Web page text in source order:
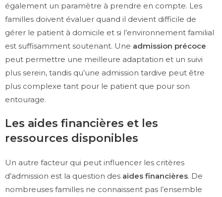
également un paramètre à prendre en compte. Les
familles doivent évaluer quand il devient difficile de
gérer le patient à domicile et si l’environnement familial
est suffisamment soutenant. Une admission précoce
peut permettre une meilleure adaptation et un suivi
plus serein, tandis qu’une admission tardive peut être
plus complexe tant pour le patient que pour son
entourage.
Les aides financières et les
ressources disponibles
Un autre facteur qui peut influencer les critères
d’admission est la question des aides financières. De
nombreuses familles ne connaissent pas l’ensemble